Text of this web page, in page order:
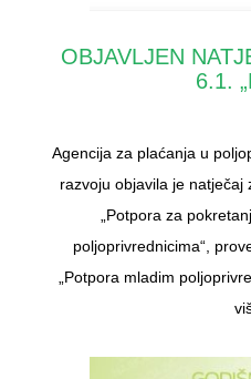
OBJAVLJEN
6.1.
Agencija za plaćanja u
razvoju objavila je natječaj
„Potpora za
poljoprivrednicima“,
„Potpora mladim